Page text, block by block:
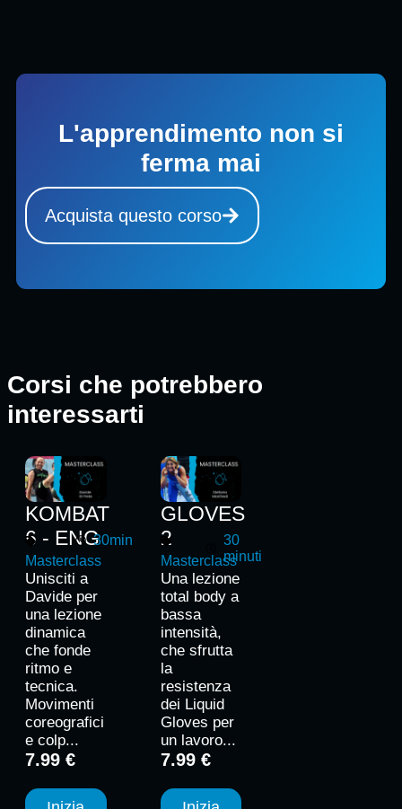
L'apprendimento non si
ferma mai
Acquista questo corso
Corsi che potrebbero
interessarti
KOMBAT
6 - ENG
Masterclass
30min
Unisciti a
Davide per
una lezione
dinamica
che fonde
ritmo e
tecnica.
Movimenti
coreografici
e colp...
7.99 €
GLOVES
2
Masterclass
30
minuti
Una lezione
total body a
bassa
intensità,
che sfrutta
la
resistenza
dei Liquid
Gloves per
un lavoro...
7.99 €